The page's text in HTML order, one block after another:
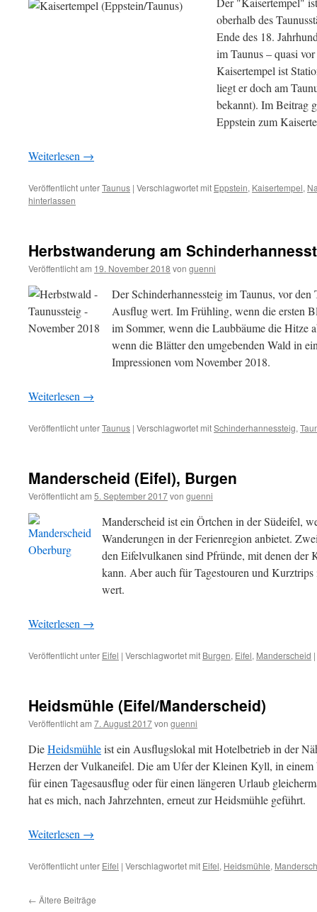
oberhalb des
Ende des 18.
im Taunus – quasi
Kaisertempel ist
liegt er doch am
bekannt). Im Beitrag
Eppstein zum
Weiterlesen →
Veröffentlicht unterTaunus | Verschlagwortet mit Eppstein, Kaisertempel,
hinterlassen
Herbstwanderung am
Veröffentlicht am 19. November 2018 von guenni
Der Schinderhannessteig im Taunus, vor
Ausflug wert. Im Frühling, wenn die ersten
im Sommer, wenn die Laubbäume die Hitze
wenn die Blätter den umgebenden Wald in
Impressionen vom November 2018.
Weiterlesen →
Veröffentlicht unterTaunus | Verschlagwortet mitSchinderhannessteig,
Manderscheid (Eifel), Burgen
Veröffentlicht am 5. September 2017von guenni
Manderscheid ist ein Örtchen in der Südeifel,
Wanderungen in der Ferienregion anbietet.
den Eifelvulkanen sind Pfründe, mit denen der
kann. Aber auch für Tagestouren und
wert.
Weiterlesen →
Veröffentlicht unter Eifel | Verschlagwortet mit Burgen, Eifel, Manderscheid |
Heidsmühle (Eifel/Manderscheid)
Veröffentlicht am 7. August 2017von guenni
DieHeidsmühleist ein Ausflugslokal mit Hotelbetrieb in der
Herzen der Vulkaneifel. Die am Ufer der Kleinen Kyll, in einem
für einen Tagesausflug oder für einen längeren Urlaub
hat es mich, nach Jahrzehnten, erneut zur Heidsmühle geführt.
Weiterlesen →
Veröffentlicht unter Eifel | Verschlagwortet mit Eifel, Heidsmühle,
← Ältere Beiträge